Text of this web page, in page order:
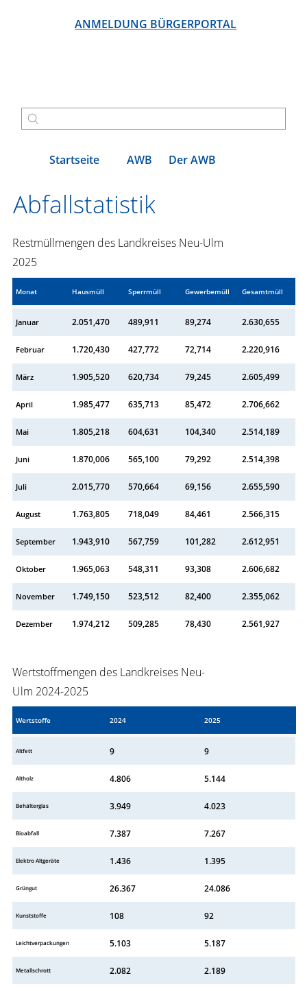
ANMELDUNG BÜRGERPORTAL
Startseite AWB Der AWB
Abfallstatistik
Wertstoffmengen des Landkreises Neu-
Ulm 2024-2025
Wertstoffe 2024 2025
Altfett 9 9
Altholz 4.806 5.144
Behälterglas 3.949 4.023
Bioabfall 7.387 7.267
Elektro Altgeräte 1.436 1.395
Grüngut 26.367 24.086
Kunststoffe 108 92
Leichtverpackungen 5.103 5.187
Metallschrott 2.082 2.189
Restmüllmengen des Landkreises Neu-Ulm
2025
Monat Hausmüll Sperrmüll Gewerbemüll Gesamtmüll
Januar 2.051,470 489,911 89,274 2.630,655
Februar 1.720,430 427,772 72,714 2.220,916
März 1.905,520 620,734 79,245 2.605,499
April 1.985,477 635,713 85,472 2.706,662
Mai 1.805,218 604,631 104,340 2.514,189
Juni 1.870,006 565,100 79,292 2.514,398
Juli 2.015,770 570,664 69,156 2.655,590
August 1.763,805 718,049 84,461 2.566,315
September 1.943,910 567,759 101,282 2.612,951
Oktober 1.965,063 548,311 93,308 2.606,682
November 1.749,150 523,512 82,400 2.355,062
Dezember 1.974,212 509,285 78,430 2.561,927